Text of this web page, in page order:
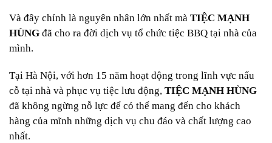
Và đây chính là nguyên nhân lớn nhất mà TIỆC MẠNH
HÙNG đã cho ra đời dịch vụ tổ chức tiệc BBQ tại nhà của
mình.
Tại Hà Nội, với hơn 15 năm hoạt động trong lĩnh vực nấu
cỗ tại nhà và phục vụ tiệc lưu động, TIỆC MẠNH HÙNG
đã không ngừng nỗ lực để có thể mang đến cho khách
hàng của mĩnh những dịch vụ chu đáo và chất lượng cao
nhất.